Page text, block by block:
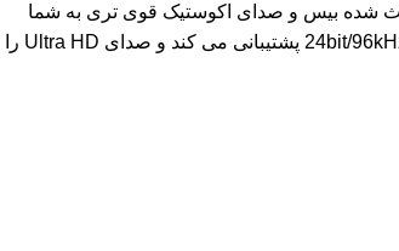
با قطر 11 میلی متر و یک درایور 2 گانه سرامیکی پیزوالکتریک 6.7 میلی‌متری بوده که باعث شده بیس و صدای اکوستیک قوی تری به شما
ارائه دهد و تجربه شنیداری لذت بخشی به ارمغان بیاورد. علاوه بر آن این هندزفری دارای گواهینامه Hi-Res بوده و از کدک صوتی LDAC با نرخ نمونه برداری تا 24bit/96kHz پشتیبانی می کند و صدای Ultra HD را